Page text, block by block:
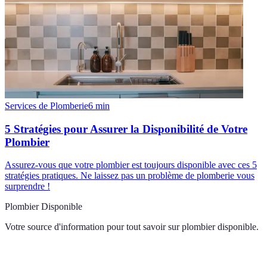
Services de Plomberie6 min
5 Stratégies pour Assurer la Disponibilité de Votre
Plombier
Assurez-vous que votre plombier est toujours disponible avec ces 5
stratégies pratiques. Ne laissez pas un problème de plomberie vous
surprendre !
Plombier Disponible
Votre source d'information pour tout savoir sur plombier disponible.